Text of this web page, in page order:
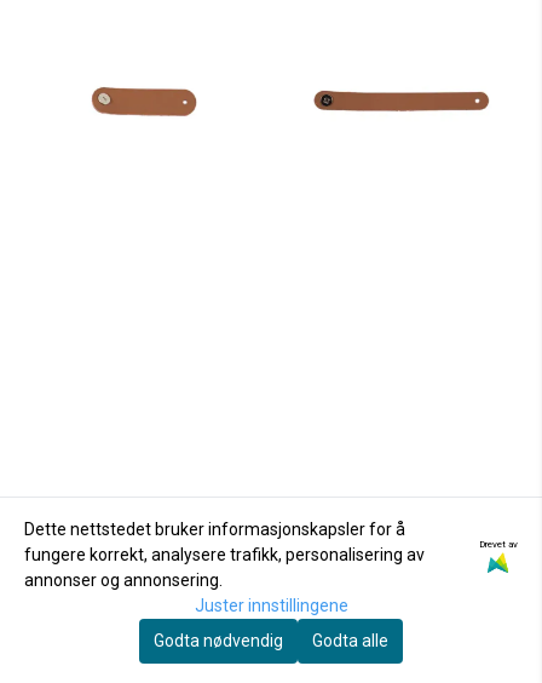
Skinnlapp med knapp
Kjøp
Skinnlapp med knapp
45,-
Dette nettstedet bruker informasjonskapsler for å
fungere korrekt, analysere trafikk, personalisering av
annonser og annonsering.
Drevet av
Juster innstillingene
Godta nødvendig
Godta alle